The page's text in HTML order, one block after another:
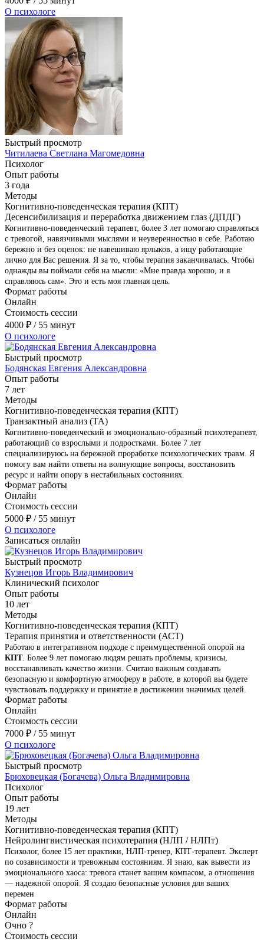
О психологе
Быстрый просмотр
Читилаева Светлана Магомедовна
Психолог
Опыт работы
3 года
Методы
Когнитивно-поведенческая терапия (КПТ)
Десенсибилизация и переработка движением глаз (ДПДГ)
Когнитивно-поведенческий терапевт, более 3 лет помогаю справляться
с тревогой, навязчивыми мыслями и неуверенностью в себе. Работаю
бережно и без оценок: не навешиваю ярлыков, а ищу работающие
лично для Вас решения. Я за то, чтобы терапия заканчивалась. Чтобы
однажды вы поймали себя на мысли: «Мне правда хорошо, и я
справляюсь сам». Это и есть моя главная цель.
Формат работы
Онлайн
Стоимость сессии
4000 ₽ / 55 минут
О психологе
Быстрый просмотр
Бодянская Евгения Александровна
Опыт работы
7 лет
Методы
Когнитивно-поведенческая терапия (КПТ)
Транзактный анализ (ТА)
Когнитивно-поведенческий и эмоционально-образный психотерапевт,
работающий со взрослыми и подростками. Более 7 лет
специализируюсь на бережной проработке психологических травм. Я
помогу вам найти ответы на волнующие вопросы, восстановить
ресурс и найти опору в нестабильных состояниях.
Формат работы
Онлайн
Стоимость сессии
5000 ₽ / 55 минут
О психологе
Записаться онлайн
Быстрый просмотр
Кузнецов Игорь Владимирович
Клинический психолог
Опыт работы
10 лет
Методы
Когнитивно-поведенческая терапия (КПТ)
Терапия принятия и ответственности (АСТ)
Работаю в интегративном подходе с преимущественной опорой на
КПТ. Более 9 лет помогаю людям решать проблемы, кризисы,
восстанавливать качество жизни. Считаю важным создавать
безопасную и комфортную атмосферу в работе, в которой вы будете
чувствовать поддержку и принятие в достижении значимых целей.
Формат работы
Онлайн
Стоимость сессии
7000 ₽ / 55 минут
О психологе
Быстрый просмотр
Брюховецкая (Богачева) Ольга Владимировна
Психолог
Опыт работы
19 лет
Методы
Когнитивно-поведенческая терапия (КПТ)
Нейролингвистическая психотерапия (НЛП / НЛПт)
Психолог, более 15 лет практики, НЛП-тренер, КПТ-терапевт. Эксперт
по созависимости и тревожным состояниям. Я знаю, как вывести из
эмоционального хаоса: тревога станет вашим компасом, а отношения
— надежной опорой. Я создаю безопасные условия для ваших
перемен
Формат работы
Онлайн
Очно ?
Стоимость сессии